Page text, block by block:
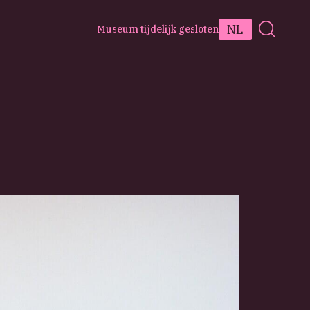
Museum tijdelijk gesloten NL